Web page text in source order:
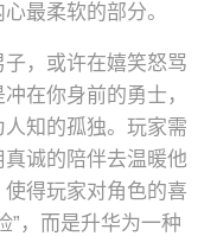
最柔软的部分。
，或许在嬉笑怒骂
在你身前的勇士，
知的孤独。玩家需
诚的陪伴去温暖他
得玩家对角色的喜
”，而是升华为一种